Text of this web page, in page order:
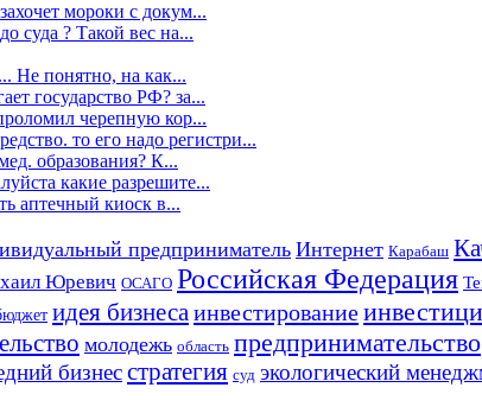
мороки с докум...
суда ? Такой вес на...
Не понятно, на как...
государство РФ? за...
черепную кор...
то его надо регистри...
образования? К...
какие разрешите...
аптечный киоск в...
предприниматель Интернет Карабаш
Юревич ОСАГО Российская Федерация
идея бизнеса инвестирование
молодежь область предпринимательство
бизнесстратегия суд экологический